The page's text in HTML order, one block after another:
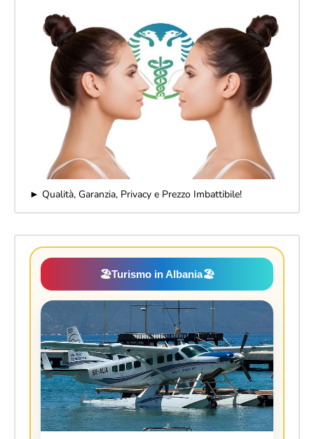
► Qualità, Garanzia, Privacy e Prezzo Imbattibile!
🏖️Turismo in Albania🏖️